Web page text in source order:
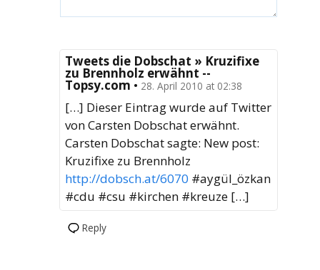
Tweets die Dobschat » Kruzifixe
zu Brennholz erwähnt --
Topsy.com • 28. April 2010 at 02:38
[…] Dieser Eintrag wurde auf Twitter
von Carsten Dobschat erwähnt.
Carsten Dobschat sagte: New post:
Kruzifixe zu Brennholz
http://dobsch.at/6070 #aygül_özkan
#cdu #csu #kirchen #kreuze […]
Reply